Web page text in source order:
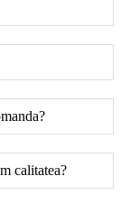
calitatea?